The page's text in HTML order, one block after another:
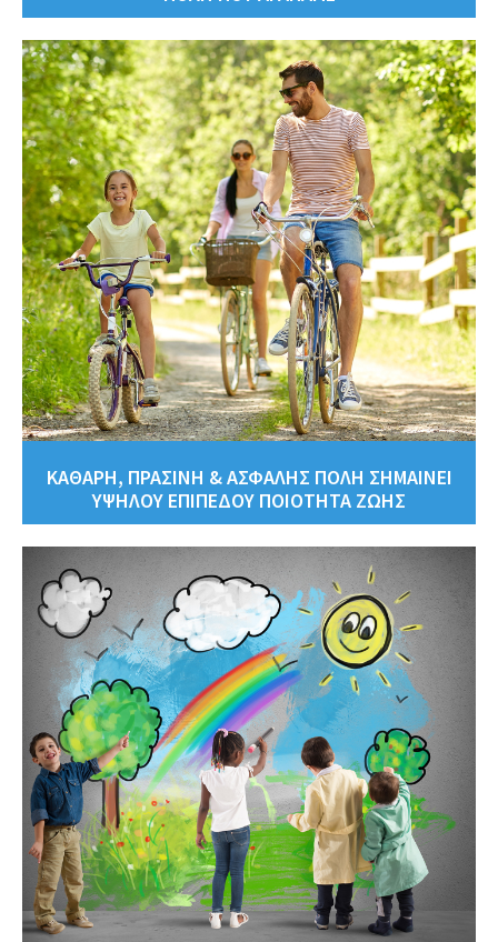
ΚΑΘΑΡΗ, ΠΡΑΣΙΝΗ & ΑΣΦΑΛΗΣ ΠΟΛΗ ΣΗΜΑΙΝΕΙ
ΥΨΗΛΟΥ ΕΠΙΠΕΔΟΥ ΠΟΙΟΤΗΤΑ ΖΩΗΣ